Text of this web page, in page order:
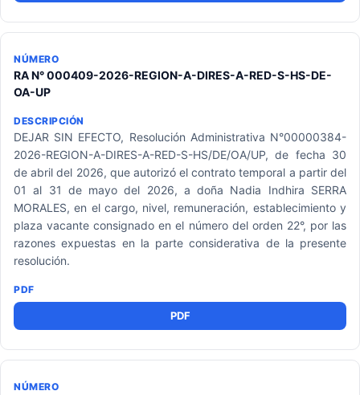
RA N° 000409-2026-REGION-A-DIRES-A-RED-S-HS-DE-
OA-UP
DEJAR SIN EFECTO, Resolución Administrativa N°00000384-
2026-REGION-A-DIRES-A-RED-S-HS/DE/OA/UP, de fecha 30
de abril del 2026, que autorizó el contrato temporal a partir del
01 al 31 de mayo del 2026, a doña Nadia Indhira SERRA
MORALES, en el cargo, nivel, remuneración, establecimiento y
plaza vacante consignado en el número del orden 22°, por las
razones expuestas en la parte considerativa de la presente
resolución.
PDF